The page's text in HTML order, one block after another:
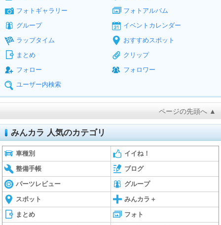
フォトギャラリー
フォトアルバム
グループ
イベントカレンダー
ラップタイム
おすすめスポット
まとめ
クリップ
フォロー
フォロワー
ユーザー内検索
ページの先頭へ ▲
みんカラ 人気のカテゴリ
車種別 イイね！
整備手帳 ブログ
パーツレビュー グループ
スポット みんカラ＋
まとめ フォト